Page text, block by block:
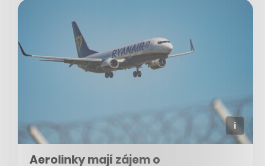
Aerolinky mají zájem o